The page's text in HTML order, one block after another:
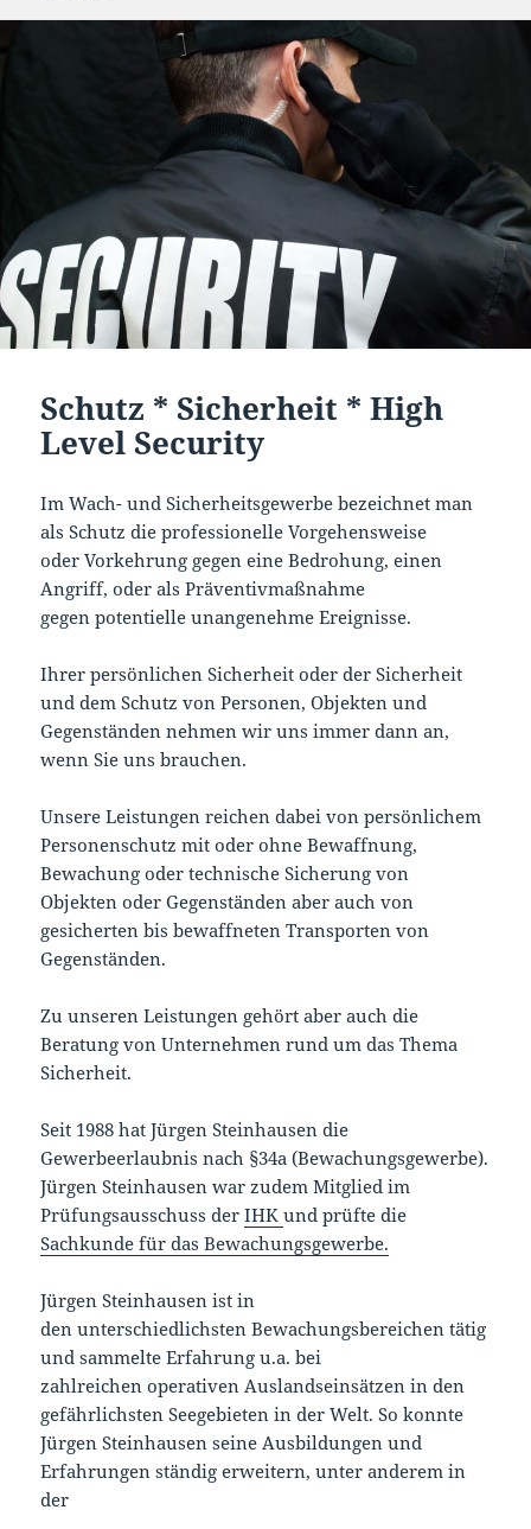
Schutz * Sicherheit * High
Level Security
Im Wach- und Sicherheitsgewerbe bezeichnet man
als Schutz die professionelle Vorgehensweise
oder Vorkehrung gegen eine Bedrohung, einen
Angriff, oder als Präventivmaßnahme
gegen potentielle unangenehme Ereignisse.
Ihrer persönlichen Sicherheit oder der Sicherheit
und dem Schutz von Personen, Objekten und
Gegenständen nehmen wir uns immer dann an,
wenn Sie uns brauchen.
Unsere Leistungen reichen dabei von persönlichem
Personenschutz mit oder ohne Bewaffnung,
Bewachung oder technische Sicherung von
Objekten oder Gegenständen aber auch von
gesicherten bis bewaffneten Transporten von
Gegenständen.
Zu unseren Leistungen gehört aber auch die
Beratung von Unternehmen rund um das Thema
Sicherheit.
Seit 1988 hat Jürgen Steinhausen die
Gewerbeerlaubnis nach §34a (Bewachungsgewerbe).
Jürgen Steinhausen war zudem Mitglied im
Prüfungsausschuss derIHKund prüfte die
Sachkunde für das Bewachungsgewerbe.
Jürgen Steinhausen ist in
den unterschiedlichsten Bewachungsbereichen tätig
und sammelte Erfahrung u.a. bei
zahlreichen operativen Auslandseinsätzen in den
gefährlichsten Seegebieten in der Welt. So konnte
Jürgen Steinhausen seine Ausbildungen und
Erfahrungen ständig erweitern, unter anderem in
der